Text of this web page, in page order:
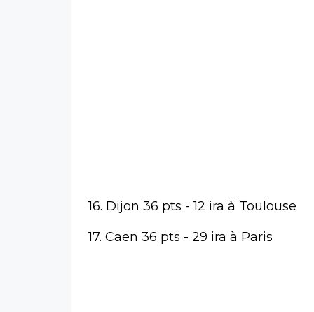
16. Dijon 36 pts - 12 ira à Toulouse
17. Caen 36 pts - 29 ira à Paris